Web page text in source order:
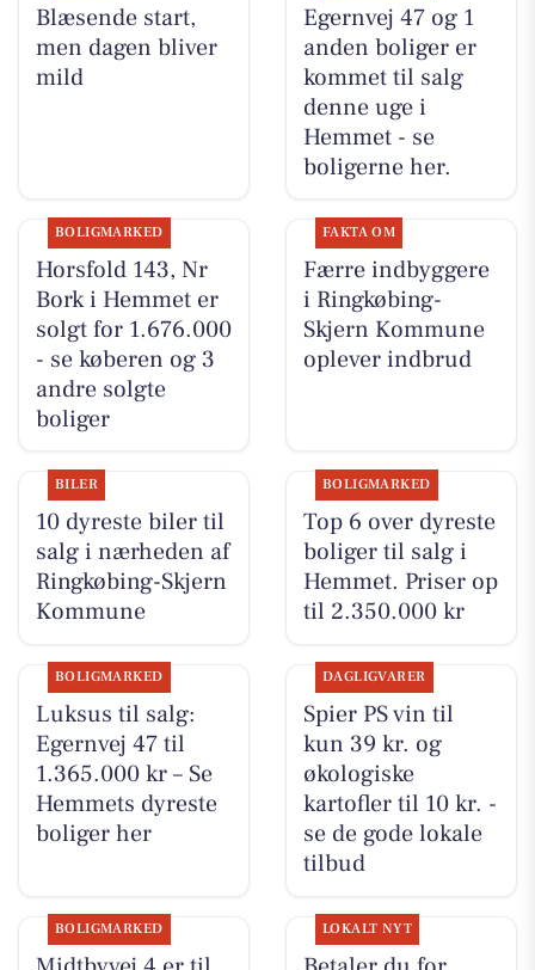
Blæsende start,
men dagen bliver
mild
Egernvej 47 og 1
anden boliger er
kommet til salg
denne uge i
Hemmet - se
boligerne her.
BOLIGMARKED
Horsfold 143, Nr
Bork i Hemmet er
solgt for 1.676.000
- se køberen og 3
andre solgte
boliger
FAKTA OM
Færre indbyggere
i Ringkøbing-
Skjern Kommune
oplever indbrud
BILER
10 dyreste biler til
salg i nærheden af
Ringkøbing-Skjern
Kommune
BOLIGMARKED
Top 6 over dyreste
boliger til salg i
Hemmet. Priser op
til 2.350.000 kr
BOLIGMARKED
Luksus til salg:
Egernvej 47 til
1.365.000 kr – Se
Hemmets dyreste
boliger her
DAGLIGVARER
Spier PS vin til
kun 39 kr. og
økologiske
kartofler til 10 kr. -
se de gode lokale
tilbud
BOLIGMARKED LOKALT NYT